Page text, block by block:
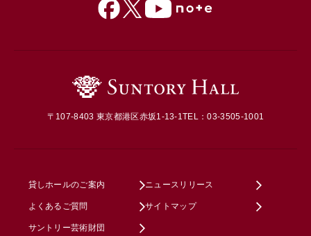
〒107-8403 東京都港区赤坂1-13-1TEL：03-3505-1001
貸しホールのご案内 ニュースリリース
よくあるご質問 サイトマップ
サントリー芸術財団